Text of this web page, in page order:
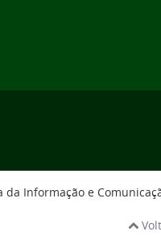
da Informação e